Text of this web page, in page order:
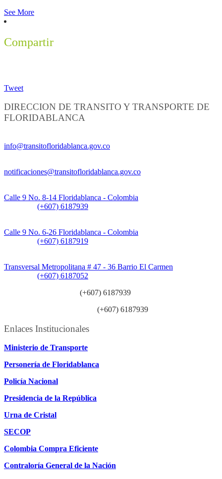
See More
Compartir
Tweet
DIRECCION DE TRANSITO Y TRANSPORTE DE
FLORIDABLANCA
info@transitofloridablanca.gov.co
notificaciones@transitofloridablanca.gov.co
Calle 9 No. 8-14 Floridablanca - Colombia
(+607) 6187939
Calle 9 No. 6-26 Floridablanca - Colombia
(+607) 6187919
Transversal Metropolitana # 47 - 36 Barrio El Carmen
(+607) 6187052
(+607) 6187939
(+607) 6187939
Enlaces Institucionales
Ministerio de Transporte
Personería de Floridablanca
Policía Nacional
Presidencia de la República
Urna de Cristal
SECOP
Colombia Compra Eficiente
Contraloría General de la Nación